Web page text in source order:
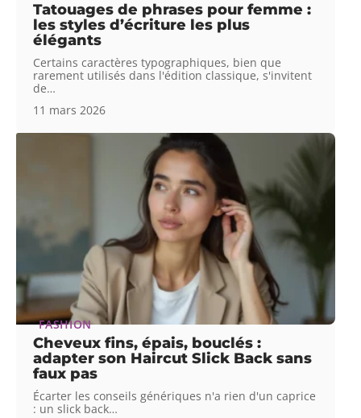
Tatouages de phrases pour femme :
les styles d’écriture les plus
élégants
Certains caractères typographiques, bien que
rarement utilisés dans l'édition classique, s'invitent
de…
11 mars 2026
FASHION
Cheveux fins, épais, bouclés :
adapter son Haircut Slick Back sans
faux pas
Écarter les conseils génériques n'a rien d'un caprice
: un slick back…